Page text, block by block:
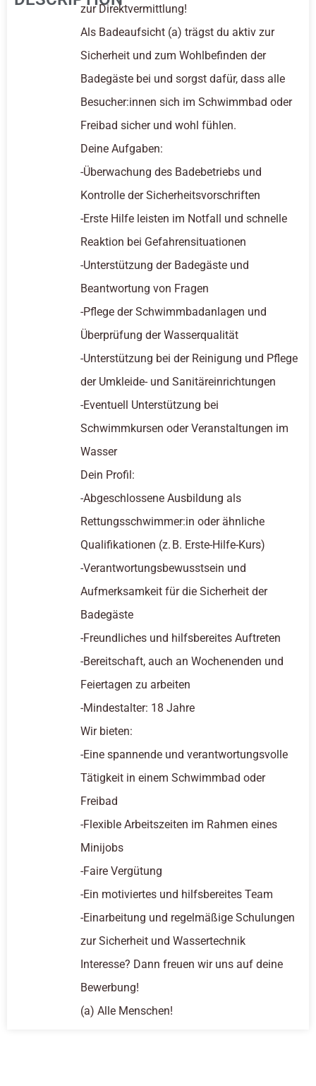
zur Direktvermittlung!
Als Badeaufsicht (a) trägst du aktiv zur
Sicherheit und zum Wohlbefinden der
Badegäste bei und sorgst dafür, dass alle
Besucher:innen sich im Schwimmbad oder
Freibad sicher und wohl fühlen.
Deine Aufgaben:
-Überwachung des Badebetriebs und
Kontrolle der Sicherheitsvorschriften
-Erste Hilfe leisten im Notfall und schnelle
Reaktion bei Gefahrensituationen
-Unterstützung der Badegäste und
Beantwortung von Fragen
-Pflege der Schwimmbadanlagen und
Überprüfung der Wasserqualität
-Unterstützung bei der Reinigung und Pflege
der Umkleide- und Sanitäreinrichtungen
-Eventuell Unterstützung bei
Schwimmkursen oder Veranstaltungen im
Wasser
Dein Profil:
-Abgeschlossene Ausbildung als
Rettungsschwimmer:in oder ähnliche
Qualifikationen (z. B. Erste-Hilfe-Kurs)
-Verantwortungsbewusstsein und
Aufmerksamkeit für die Sicherheit der
Badegäste
-Freundliches und hilfsbereites Auftreten
-Bereitschaft, auch an Wochenenden und
Feiertagen zu arbeiten
-Mindestalter: 18 Jahre
Wir bieten:
-Eine spannende und verantwortungsvolle
Tätigkeit in einem Schwimmbad oder
Freibad
-Flexible Arbeitszeiten im Rahmen eines
Minijobs
-Faire Vergütung
-Ein motiviertes und hilfsbereites Team
-Einarbeitung und regelmäßige Schulungen
zur Sicherheit und Wassertechnik
Interesse? Dann freuen wir uns auf deine
Bewerbung!
(a) Alle Menschen!